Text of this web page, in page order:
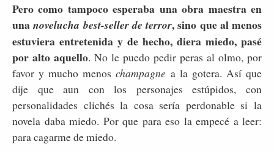
Pero como tampoco esperaba una obra maestra en
unanovelucha best-seller de terror, sino que al menos
estuviera entretenida y de hecho, diera miedo, pasé
por alto aquello. No le puedo pedir peras al olmo, por
favor y mucho menoschampagne a la gotera. Así que
dije que aun con los personajes estúpidos, con
personalidades clichés la cosa sería perdonable si la
novela daba miedo. Por que para eso la empecé a leer:
para cagarme de miedo.